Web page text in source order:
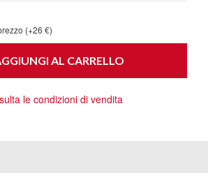
(+26 €)
AL CARRELLO
le condizioni di vendita